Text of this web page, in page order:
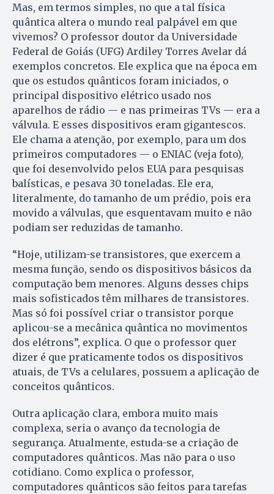
Mas, em termos simples, no que a tal física
quântica altera o mundo real palpável em que
vivemos? O professor doutor da Universidade
Federal de Goiás (UFG) Ardiley Torres Avelar dá
exemplos concretos. Ele explica que na época em
que os estudos quânticos foram iniciados, o
principal dispositivo elétrico usado nos
aparelhos de rádio — e nas primeiras TVs — era a
válvula. E esses dispositivos eram gigantescos.
Ele chama a atenção, por exemplo, para um dos
primeiros computadores — o ENIAC (veja foto),
que foi desenvolvido pelos EUA para pesquisas
balísticas, e pesava 30 toneladas. Ele era,
literalmente, do tamanho de um prédio, pois era
movido a válvulas, que es­quentavam muito e não
podiam ser reduzidas de tamanho.
“Hoje, utilizam-se transistores, que exercem a
mesma função, sendo os dispositivos básicos da
computação bem menores. Alguns desses chips
mais sofisticados têm milhares de transistores.
Mas só foi possível criar o transistor porque
aplicou-se a mecânica quântica no movimentos
dos elétrons”, explica. O que o professor quer
dizer é que praticamente todos os dispositivos
atuais, de TVs a celulares, possuem a aplicação de
conceitos quânticos.
Outra aplicação clara, embora muito mais
complexa, seria o avanço da tecnologia de
segurança. Atualmente, estuda-se a criação de
computadores quânticos. Mas não para o uso
cotidiano. Como explica o professor,
computadores quânticos são feitos para tarefas